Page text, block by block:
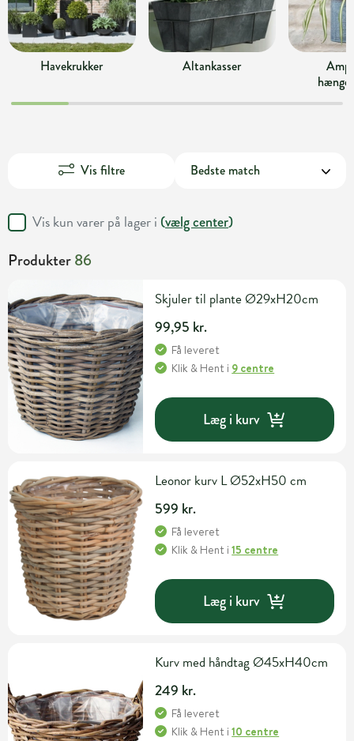
Havekrukker Altankasser
Vis filtre
Vis kun varer på lager i (vælg center)
Produkter86
Skjuler til plante Ø29xH20cm
99,95 kr.
Få leveret
Klik & Hent i 9 centre
Læg i kurv
Leonor kurv L Ø52xH50 cm
599 kr.
Få leveret
Klik & Hent i15 centre
Læg i kurv
Kurv med håndtag Ø45xH40cm
249 kr.
Få leveret
Klik & Hent i10 centre